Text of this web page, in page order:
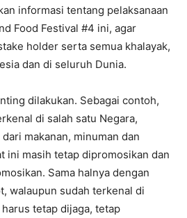
informasi tentang pelaksanaan
Food Festival #4 ini, agar
holder serta semua khalayak,
dan di seluruh Dunia.
dilakukan. Sebagai contoh,
di salah satu Negara,
makanan, minuman dan
ini masih tetap dipromosikan dan
Sama halnya dengan
walaupun sudah terkenal di
tetap dijaga, tetap